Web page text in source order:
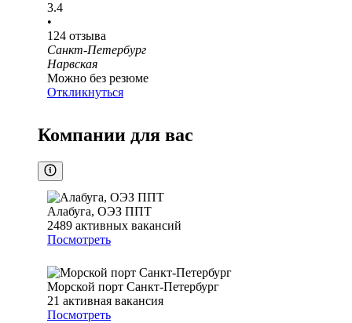
3.4
•
124 отзыва
Санкт-Петербург
Нарвская
Можно без резюме
Откликнуться
Компании для вас
Алабуга, ОЭЗ ППТ
2489 активных вакансий
Посмотреть
Морской порт Санкт-Петербург
21 активная вакансия
Посмотреть